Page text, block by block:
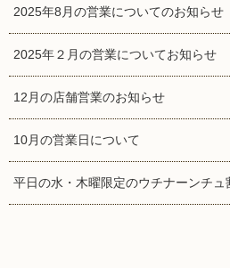
2025年8月の営業についてのお知らせ
2025年２月の営業についてお知らせ
12月の店舗営業のお知らせ
10月の営業日について
平日の水・木曜限定のウチナーンチュ